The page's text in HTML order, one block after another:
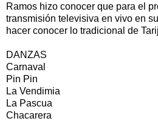
Ramos hizo conocer que para el
transmisión televisiva en vivo en
hacer conocer lo tradicional de
DANZAS
Carnaval
Pin Pin
La Vendimia
La Pascua
Chacarera